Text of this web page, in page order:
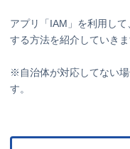
アプリ「IAM」を利用し
する方法を紹介していきま
※自治体が対応してない
す。